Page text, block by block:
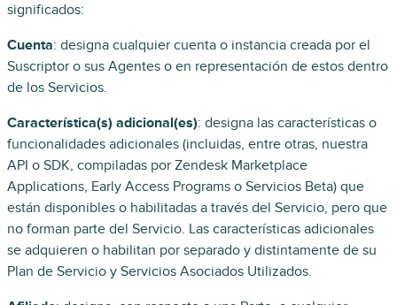
significados:
Cuenta: designa cualquier cuenta o instancia creada por el
Suscriptor o sus Agentes o en representación de estos dentro
de los Servicios.
Característica(s) adicional(es): designa las características o
funcionalidades adicionales (incluidas, entre otras, nuestra
API o SDK, compiladas por Zendesk Marketplace
Applications, Early Access Programs o Servicios Beta) que
están disponibles o habilitadas a través del Servicio, pero que
no forman parte del Servicio. Las características adicionales
se adquieren o habilitan por separado y distintamente de su
Plan de Servicio y Servicios Asociados Utilizados.